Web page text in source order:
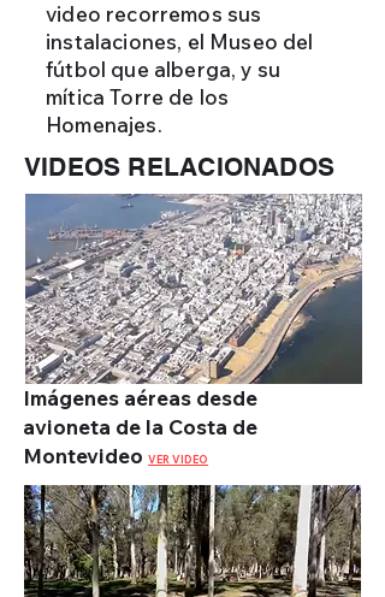
video recorremos sus
instalaciones, el Museo del
fútbol que alberga, y su
mítica Torre de los
Homenajes.
VIDEOS RELACIONADOS
Imágenes aéreas desde
avioneta de la Costa de
Montevideo VER VIDEO